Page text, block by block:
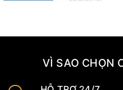
VÌ SAO CHỌN